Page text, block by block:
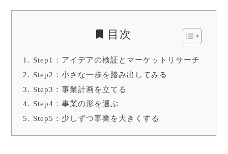
目次
Step1：アイデアの検証とマーケットリサーチ
Step2：小さな一歩を踏み出してみる
Step3：事業計画を立てる
Step4：事業の形を選ぶ
Step5：少しずつ事業を大きくする